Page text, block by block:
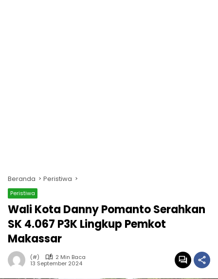
Beranda Peristiwa
Peristiwa
Wali Kota Danny Pomanto Serahkan
SK 4.067 P3K Lingkup Pemkot
Makassar
(#)
2 Min Baca
13 September 2024